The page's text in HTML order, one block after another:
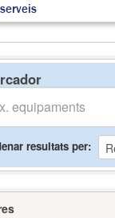
resultats per